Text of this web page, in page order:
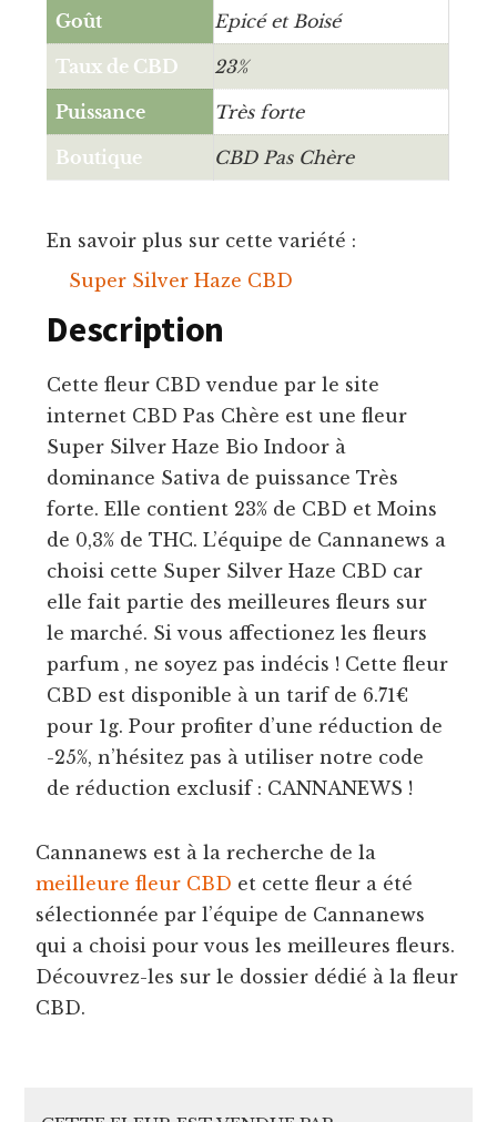
Goût Epicé et Boisé
Taux de CBD 23%
Puissance Très forte
Boutique CBD Pas Chère
En savoir plus sur cette variété :
Super Silver Haze CBD
Description
Cette fleur CBD vendue par le site
internet CBD Pas Chère est une fleur
Super Silver Haze Bio Indoor à
dominance Sativa de puissance Très
forte. Elle contient 23% de CBD et Moins
de 0,3% de THC. L’équipe de Cannanews a
choisi cette Super Silver Haze CBD car
elle fait partie des meilleures fleurs sur
le marché. Si vous affectionez les fleurs
parfum , ne soyez pas indécis ! Cette fleur
CBD est disponible à un tarif de 6.71€
pour 1g. Pour profiter d’une réduction de
-25%, n’hésitez pas à utiliser notre code
de réduction exclusif : CANNANEWS !
Cannanews est à la recherche de la
meilleure fleur CBD et cette fleur a été
sélectionnée par l’équipe de Cannanews
qui a choisi pour vous les meilleures fleurs.
Découvrez-les sur le dossier dédié à la fleur
CBD.